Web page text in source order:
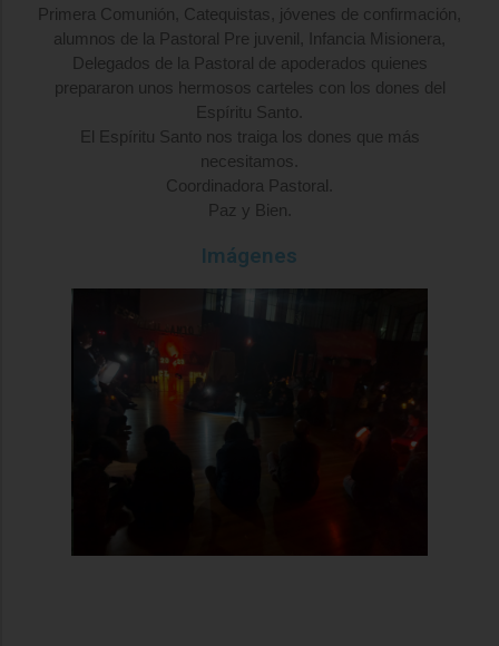
Primera Comunión, Catequistas, jóvenes de confirmación,
alumnos de la Pastoral Pre juvenil, Infancia Misionera,
Delegados de la Pastoral de apoderados quienes
prepararon unos hermosos carteles con los dones del
Espíritu Santo.
El Espíritu Santo nos traiga los dones que más
necesitamos.
Coordinadora Pastoral.
Paz y Bien.
Imágenes